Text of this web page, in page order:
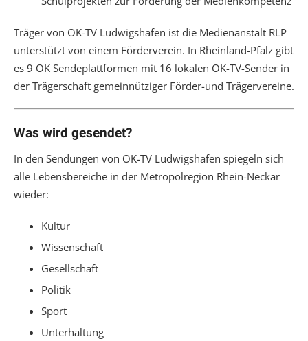
Träger von OK-TV Ludwigshafen ist die Medienanstalt RLP
unterstützt von einem Förderverein. In Rheinland-Pfalz gibt
es 9 OK Sendeplattformen mit 16 lokalen OK-TV-Sender in
der Trägerschaft gemeinnütziger Förder-und Trägervereine.
Was wird gesendet?
In den Sendungen von OK-TV Ludwigshafen spiegeln sich
alle Lebensbereiche in der Metropolregion Rhein-Neckar
wieder:
Kultur
Wissenschaft
Gesellschaft
Politik
Sport
Unterhaltung